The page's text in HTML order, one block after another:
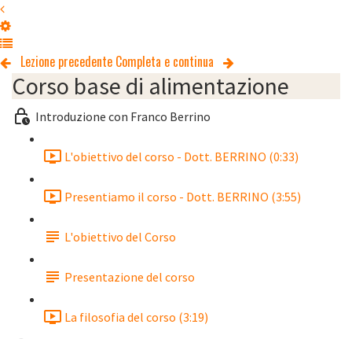
Lezione precedente Completa e continua
Corso base di alimentazione
Introduzione con Franco Berrino
L'obiettivo del corso - Dott. BERRINO (0:33)
Presentiamo il corso - Dott. BERRINO (3:55)
L'obiettivo del Corso
Presentazione del corso
La filosofia del corso (3:19)